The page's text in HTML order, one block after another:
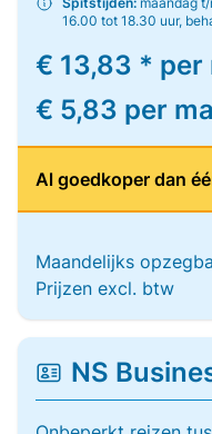
16.00 tot 18.30 uur,
€ 13,83 * per
€ 5,83 per
Al goedkoper dan
Maandelijks
Prijzen excl. btw
NS